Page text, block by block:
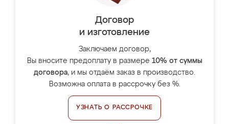
Договор
и изготовление
Заключаем договор,
Вы вносите предоплату в размере 10% от суммы
договора, и мы отдаём заказ в производство.
Возможна оплата в рассрочку без %.
УЗНАТЬ О РАССРОЧКЕ